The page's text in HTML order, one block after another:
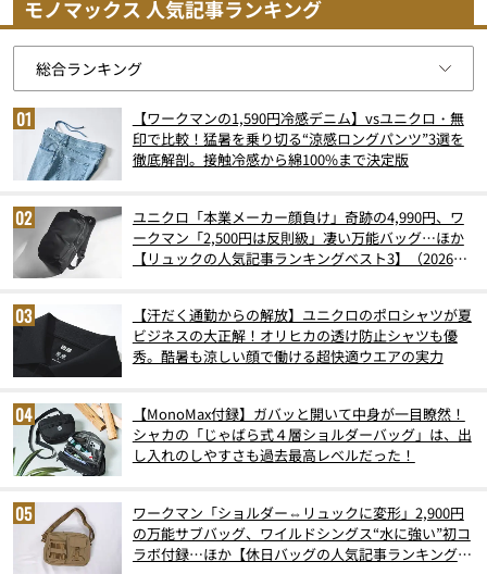
モノマックス 人気記事ランキング
【ワークマンの1,590円冷感デニム】vsユニクロ・無
印で比較！猛暑を乗り切る“涼感ロングパンツ”3選を
徹底解剖。接触冷感から綿100%まで決定版
ユニクロ「本業メーカー顔負け」奇跡の4,990円、ワ
ークマン「2,500円は反則級」凄い万能バッグ…ほか
【リュックの人気記事ランキングベスト3】（2026年
【汗だく通勤からの解放】ユニクロのポロシャツが夏
ビジネスの大正解！オリヒカの透け防止シャツも優
秀。酷暑も涼しい顔で働ける超快適ウエアの実力
【MonoMax付録】ガバッと開いて中身が一目瞭然！
シャカの「じゃばら式４層ショルダーバッグ」は、出
し入れのしやすさも過去最高レベルだった！
ワークマン「ショルダー⇔リュックに変形」2,900円
の万能サブバッグ、ワイルドシングス“水に強い”初コ
ラボ付録…ほか【休日バッグの人気記事ランキングベ